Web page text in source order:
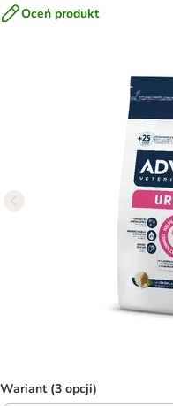
Oceń produkt
Wariant (3 opcji)